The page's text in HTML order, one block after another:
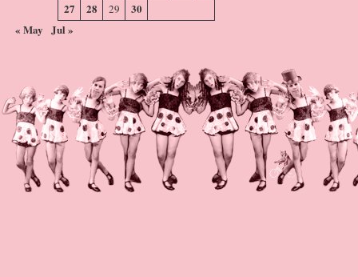
27 28 29
30
« May Jul »